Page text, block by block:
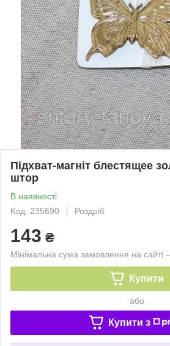
Підхват-магніт блестящее
штор
В наявності
Код: 235690
Роздріб
143 ₴
Мінімальна сума замовлення на сайті
Купити
або
Купити з